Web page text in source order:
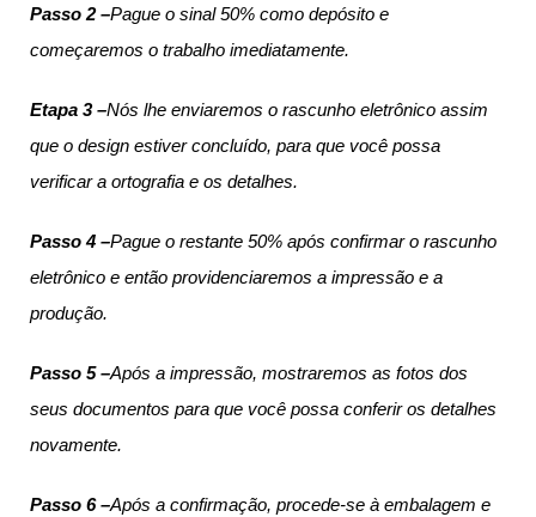
Passo 2 –Pague o sinal 50% como depósito e
começaremos o trabalho imediatamente.
Etapa 3 –Nós lhe enviaremos o rascunho eletrônico assim
que o design estiver concluído, para que você possa
verificar a ortografia e os detalhes.
Passo 4 –Pague o restante 50% após confirmar o rascunho
eletrônico e então providenciaremos a impressão e a
produção.
Passo 5 –Após a impressão, mostraremos as fotos dos
seus documentos para que você possa conferir os detalhes
novamente.
Passo 6 –Após a confirmação, procede-se à embalagem e